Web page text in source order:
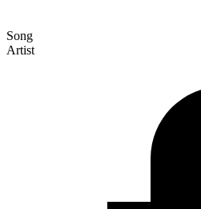
Song
Artist